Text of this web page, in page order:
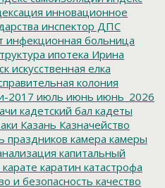
инновационное
инспектор ДПС
инфекционная больница
ипотека Ирина
искусственная елка
колония
2017 июль июнь июнь_2026
кадетский бал кадеты
Казань Казначейство
праздников камера камеры
капитальный
карате каратин катастрофа
и безопасность качество